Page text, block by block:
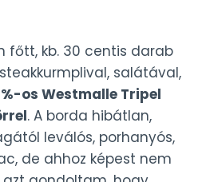
főtt, kb. 30 centis darab
salátával,
os Westmalle Tripel
. A borda hibátlan,
leválós, porhanyós,
de ahhoz képest nem